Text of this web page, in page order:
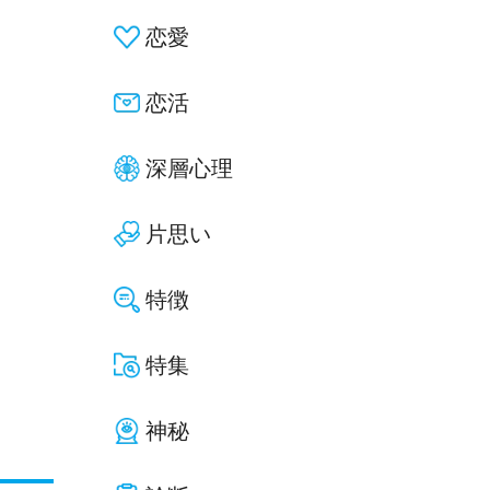
恋愛
恋活
深層心理
片思い
特徴
特集
神秘